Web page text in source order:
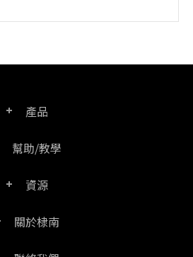
產品
PDF文電通專業版
幫助/教學
常見問題
資源
產品/授權比較表
關於棣南